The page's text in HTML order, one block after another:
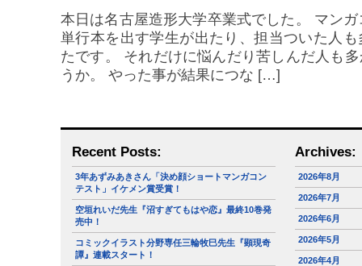
本日は名古屋造形大学卒業式でした。 マン
単行本を出す学生が出たり、担当ついた人
たです。 それだけに悩んだり苦しんだ人も
うか。 やった事が結果につな […]
Recent Posts:
3年あずみあきさん「決め顔ショートマンガコン
テスト」イケメン賞受賞！
空垣れいだ先生『沼すぎてもはや恋』最終10巻発
売中！
コミックイラスト分野専任三輪牧巳先生『顕現奇
譚』連載スタート！
Archives:
2026年8月
2026年7月
2026年6月
2026年5月
2026年4月